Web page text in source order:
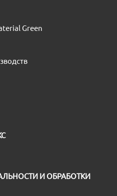
Green
И ОБРАБОТКИ